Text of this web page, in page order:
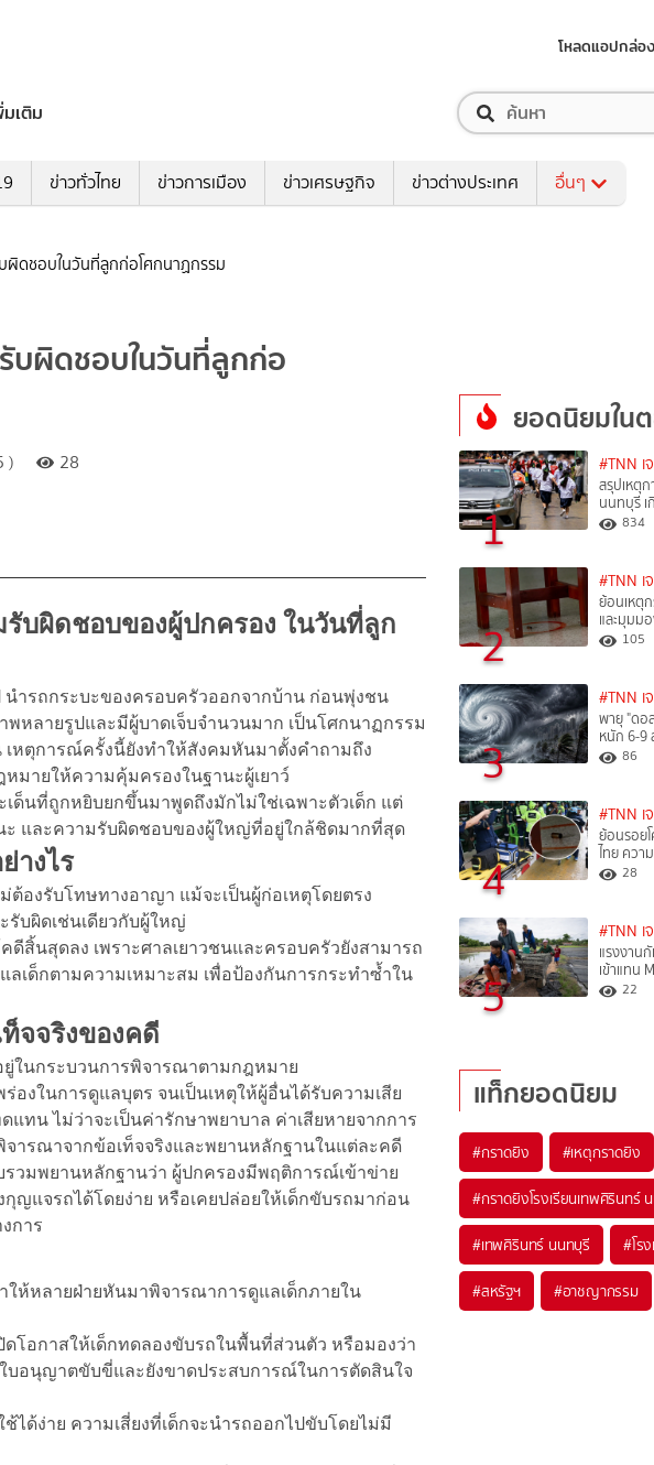
โหลดแอปกล่อ
มเติม
ข่าวทั่วไทย ข่าวการเมือง ข่าวเศรษฐกิจ ข่าวต่างประเทศ อื่นๆ
ผิดชอบในวันที่ลูกก่อโศกนาฏกรรม
บผิดชอบในวันที่ลูกก่อ
) 28
บผิดชอบของผู้ปกครอง ในวันที่ลูก
นำรถกระบะของครอบครัวออกจากบ้าน ก่อนพุ่งชน
หลายรูปและมีผู้บาดเจ็บจำนวนมาก เป็นโศกนาฏกรรม
เหตุการณ์ครั้งนี้ยังทำให้สังคมหันมาตั้งคำถามถึง
มายให้ความคุ้มครองในฐานะผู้เยาว์
ด็นที่ถูกหยิบยกขึ้นมาพูดถึงมักไม่ใช่เฉพาะตัวเด็ก แต่
ะ และความรับผิดชอบของผู้ใหญ่ที่อยู่ใกล้ชิดมากที่สุด
างไร
องรับโทษทางอาญา แม้จะเป็นผู้ก่อเหตุโดยตรง
รับผิดเช่นเดียวกับผู้ใหญ่
สิ้นสุดลง เพราะศาลเยาวชนและครอบครัวยังสามารถ
เด็กตามความเหมาะสม เพื่อป้องกันการกระทำซ้ำใน
จจริงของคดี
ยู่ในกระบวนการพิจารณาตามกฎหมาย
งในการดูแลบุตร จนเป็นเหตุให้ผู้อื่นได้รับความเสีย
ทน ไม่ว่าจะเป็นค่ารักษาพยาบาล ค่าเสียหายจากการ
ารณาจากข้อเท็จจริงและพยานหลักฐานในแต่ละคดี
วมพยานหลักฐานว่า ผู้ปกครองมีพฤติการณ์เข้าข่าย
กุญแจรถได้โดยง่าย หรือเคยปล่อยให้เด็กขับรถมาก่อน
การ
ห้หลายฝ่ายหันมาพิจารณาการดูแลเด็กภายใน
โอกาสให้เด็กทดลองขับรถในพื้นที่ส่วนตัว หรือมองว่า
บอนุญาตขับขี่และยังขาดประสบการณ์ในการตัดสินใจ
ได้ง่าย ความเสี่ยงที่เด็กจะนำรถออกไปขับโดยไม่มี
ยอดนิยมใน
1
#TNN เ
สรุปเหตุ
นนทบุรี เ
834
2
#TNN เ
ย้อนเหตุ
และมุมม
105
3
#TNN เ
พายุ "ดอ
หนัก 6-9
86
4
#TNN เ
ย้อนรอย
ไทย ควา
28
5
#TNN เ
แรงงาน
เข้าแทน
22
แท็กยอดนิยม
#กราดยิง #เหตุกราดยิง
#กราดยิงโรงเรียนเทพศิรินทร์
#เทพศิรินทร์ นนทบุรี #โร
#สหรัฐฯ #อาชญากรรม